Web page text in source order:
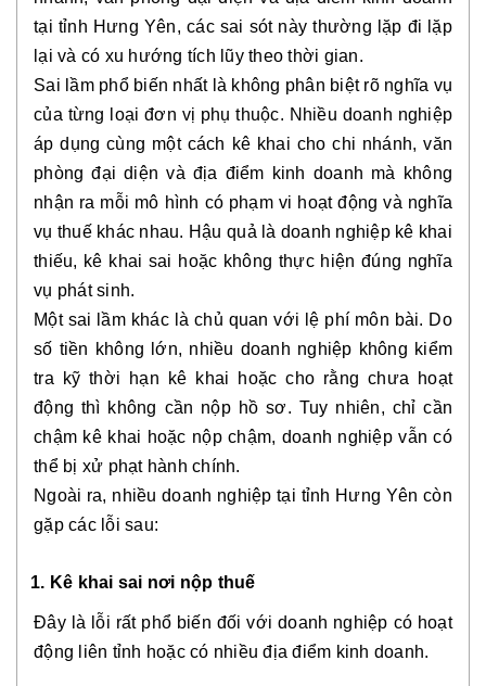
tại tỉnh Hưng Yên, các sai sót này thường lặp đi lặp
lại và có xu hướng tích lũy theo thời gian.
Sai lầm phổ biến nhất là không phân biệt rõ nghĩa vụ
của từng loại đơn vị phụ thuộc. Nhiều doanh nghiệp
áp dụng cùng một cách kê khai cho chi nhánh, văn
phòng đại diện và địa điểm kinh doanh mà không
nhận ra mỗi mô hình có phạm vi hoạt động và nghĩa
vụ thuế khác nhau. Hậu quả là doanh nghiệp kê khai
thiếu, kê khai sai hoặc không thực hiện đúng nghĩa
vụ phát sinh.
Một sai lầm khác là chủ quan với lệ phí môn bài. Do
số tiền không lớn, nhiều doanh nghiệp không kiểm
tra kỹ thời hạn kê khai hoặc cho rằng chưa hoạt
động thì không cần nộp hồ sơ. Tuy nhiên, chỉ cần
chậm kê khai hoặc nộp chậm, doanh nghiệp vẫn có
thể bị xử phạt hành chính.
Ngoài ra, nhiều doanh nghiệp tại tỉnh Hưng Yên còn
gặp các lỗi sau:
1. Kê khai sai nơi nộp thuế
Đây là lỗi rất phổ biến đối với doanh nghiệp có hoạt
động liên tỉnh hoặc có nhiều địa điểm kinh doanh.